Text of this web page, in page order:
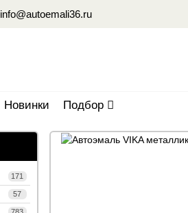
info@autoemali36.ru
Новинки Подбор
171
57